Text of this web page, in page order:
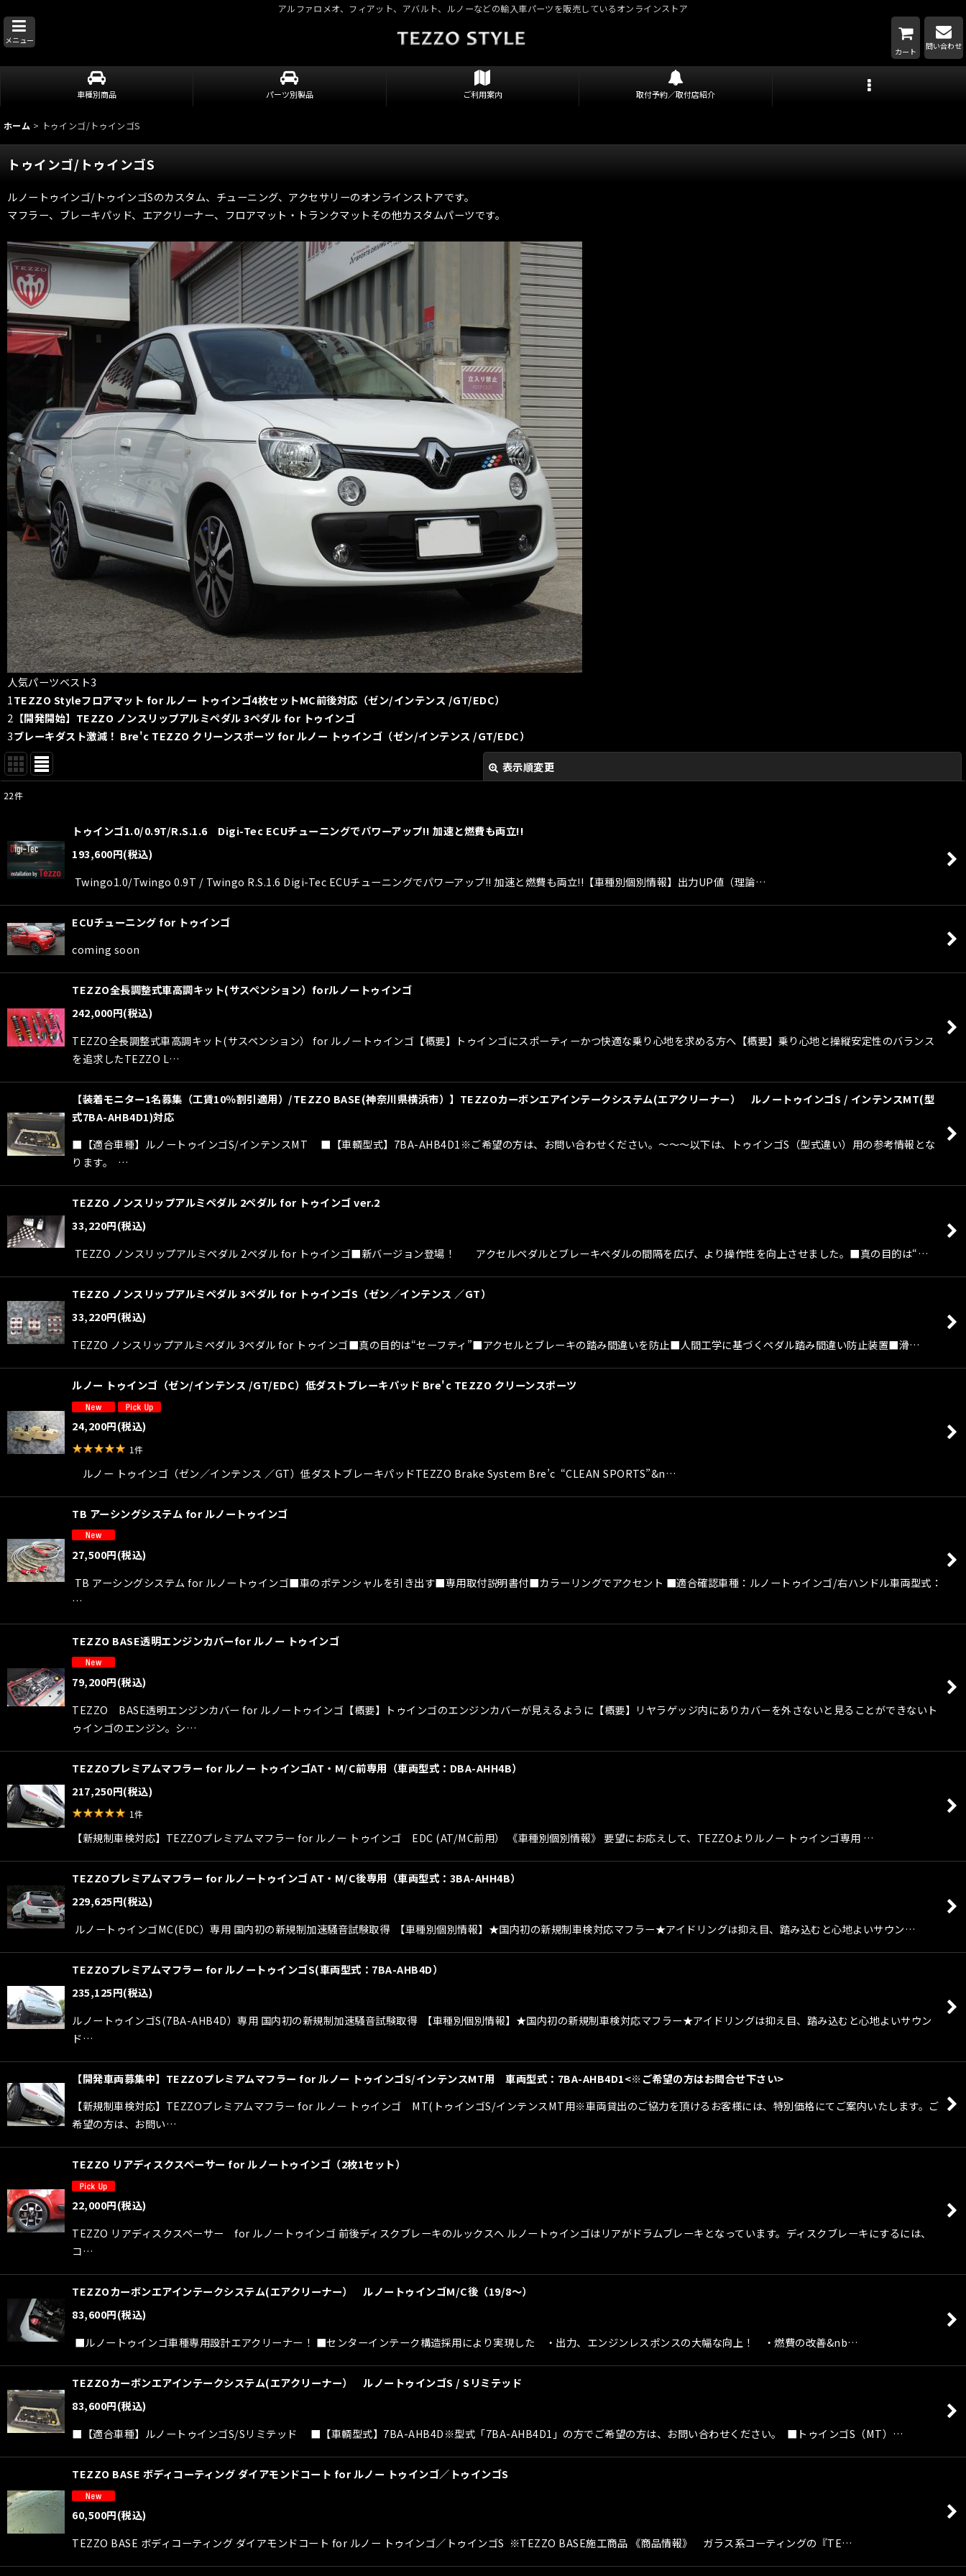
アルファロメオ、フィアット、アバルト、ルノーなどの輸入車パーツを販売しているオンラインストア
メニュー
カート
問い合わせ
車種別商品 パーツ別製品 ご利用案内 取付予約／取付店紹介
ホーム > トゥインゴ/トゥインゴS
トゥインゴ/トゥインゴS
ルノートゥインゴ/トゥインゴSのカスタム、チューニング、アクセサリーのオンラインストアです。
マフラー、ブレーキパッド、エアクリーナー、フロアマット・トランクマットその他カスタムパーツです。
人気パーツベスト3
1TEZZO Styleフロアマット for ルノー トゥインゴ4枚セットMC前後対応（ゼン/インテンス /GT/EDC）
2 【開発開始】TEZZO ノンスリップアルミペダル 3ペダル for トゥインゴ
3ブレーキダスト激減！ Bre'c TEZZO クリーンスポーツ for ルノー トゥインゴ（ゼン/インテンス /GT/EDC）
表示順変更
並び順:
絞り込む
22件
トゥインゴ1.0/0.9T/R.S.1.6 Digi-Tec ECUチューニングでパワーアップ!! 加速と燃費も両立!!
193,600円(税込)
Twingo1.0/Twingo 0.9T / Twingo R.S.1.6 Digi-Tec ECUチューニングでパワーアップ!! 加速と燃費も両立!!【車種別個別情報】出力UP値（理論…
ECUチューニング for トゥインゴ
coming soon
TEZZO全長調整式車高調キット(サスペンション）forルノートゥインゴ
242,000円(税込)
TEZZO全長調整式車高調キット(サスペンション） for ルノートゥインゴ【概要】トゥインゴにスポーティーかつ快適な乗り心地を求める方へ【概要】乗り心地と操縦安定性のバランス
を追求したTEZZO L…
【装着モニター1名募集（工賃10％割引適用）/TEZZO BASE(神奈川県横浜市）】TEZZOカーボンエアインテークシステム(エアクリーナー） ルノートゥインゴS / インテンスMT(型
式7BA-AHB4D1)対応
■【適合車種】ルノートゥインゴS/インテンスMT ■【車輌型式】7BA-AHB4D1※ご希望の方は、お問い合わせください。〜〜〜以下は、トゥインゴS（型式違い）用の参考情報とな
ります。 …
TEZZO ノンスリップアルミペダル 2ペダル for トゥインゴ ver.2
33,220円(税込)
TEZZO ノンスリップアルミペダル 2ペダル for トゥインゴ■新バージョン登場！ アクセルペダルとブレーキペダルの間隔を広げ、より操作性を向上させました。■真の目的は“…
TEZZO ノンスリップアルミペダル 3ペダル for トゥインゴS（ゼン／インテンス ／GT）
33,220円(税込)
TEZZO ノンスリップアルミペダル 3ペダル for トゥインゴ■真の目的は“セーフティ”■アクセルとブレーキの踏み間違いを防止■人間工学に基づくペダル踏み間違い防止装置■滑…
ルノー トゥインゴ（ゼン/インテンス /GT/EDC）低ダストブレーキパッド Bre'c TEZZO クリーンスポーツ
24,200円(税込)
1件
ルノー トゥインゴ（ゼン／インテンス ／GT）低ダストブレーキパッドTEZZO Brake System Bre’c “CLEAN SPORTS”&n…
TB アーシングシステム for ルノートゥインゴ
27,500円(税込)
TB アーシングシステム for ルノートゥインゴ■車のポテンシャルを引き出す■専用取付説明書付■カラーリングでアクセント ■適合確認車種：ルノートゥインゴ/右ハンドル車両型式：
…
TEZZO BASE透明エンジンカバーfor ルノー トゥインゴ
79,200円(税込)
TEZZO BASE透明エンジンカバー for ルノートゥインゴ【概要】トゥインゴのエンジンカバーが見えるように【概要】リヤラゲッジ内にありカバーを外さないと見ることができないト
ゥインゴのエンジン。シ…
TEZZOプレミアムマフラー for ルノー トゥインゴAT・M/C前専用（車両型式：DBA-AHH4B）
217,250円(税込)
1件
【新規制車検対応】TEZZOプレミアムマフラー for ルノー トゥインゴ EDC (AT/MC前用） 《車種別個別情報》 要望にお応えして、TEZZOよりルノー トゥインゴ専用 …
TEZZOプレミアムマフラー for ルノートゥインゴ AT・M/C後専用（車両型式：3BA-AHH4B）
229,625円(税込)
ルノートゥインゴMC(EDC）専用 国内初の新規制加速騒音試験取得 【車種別個別情報】★国内初の新規制車検対応マフラー★アイドリングは抑え目、踏み込むと心地よいサウン…
TEZZOプレミアムマフラー for ルノートゥインゴS(車両型式：7BA-AHB4D）
235,125円(税込)
ルノートゥインゴS(7BA-AHB4D）専用 国内初の新規制加速騒音試験取得 【車種別個別情報】★国内初の新規制車検対応マフラー★アイドリングは抑え目、踏み込むと心地よいサウン
ド…
【開発車両募集中】TEZZOプレミアムマフラー for ルノー トゥインゴS/インテンスMT用 車両型式：7BA-AHB4D1<※ご希望の方はお問合せ下さい>
【新規制車検対応】TEZZOプレミアムマフラー for ルノー トゥインゴ MT(トゥインゴS/インテンスMT用※車両貸出のご協力を頂けるお客様には、特別価格にてご案内いたします。ご
希望の方は、お問い…
TEZZO リアディスクスペーサー for ルノートゥインゴ（2枚1セット）
22,000円(税込)
TEZZO リアディスクスペーサー for ルノートゥインゴ 前後ディスクブレーキのルックスへ ルノートゥインゴはリアがドラムブレーキとなっています。ディスクブレーキにするには、
コ…
TEZZOカーボンエアインテークシステム(エアクリーナー） ルノートゥインゴM/C後（19/8〜）
83,600円(税込)
■ルノートゥインゴ車種専用設計エアクリーナー！ ■センターインテーク構造採用により実現した ・出力、エンジンレスポンスの大幅な向上！ ・燃費の改善&nb…
TEZZOカーボンエアインテークシステム(エアクリーナー） ルノートゥインゴS / Sリミテッド
83,600円(税込)
■【適合車種】ルノートゥインゴS/Sリミテッド ■【車輌型式】7BA-AHB4D※型式「7BA-AHB4D1」の方でご希望の方は、お問い合わせください。 ■トゥインゴS（MT）…
TEZZO BASE ボディコーティング ダイアモンドコート for ルノー トゥインゴ／トゥインゴS
60,500円(税込)
TEZZO BASE ボディコーティング ダイアモンドコート for ルノー トゥインゴ／トゥインゴS ※TEZZO BASE施工商品 《商品情報》 ガラス系コーティングの『TE…